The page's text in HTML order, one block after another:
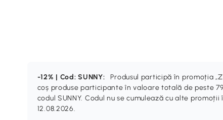
-12% | Cod: SUNNY:
Produsul participă în promoția
coș produse participante în valoare totală de peste
codul SUNNY. Codul nu se cumulează cu alte
12.08.2026.